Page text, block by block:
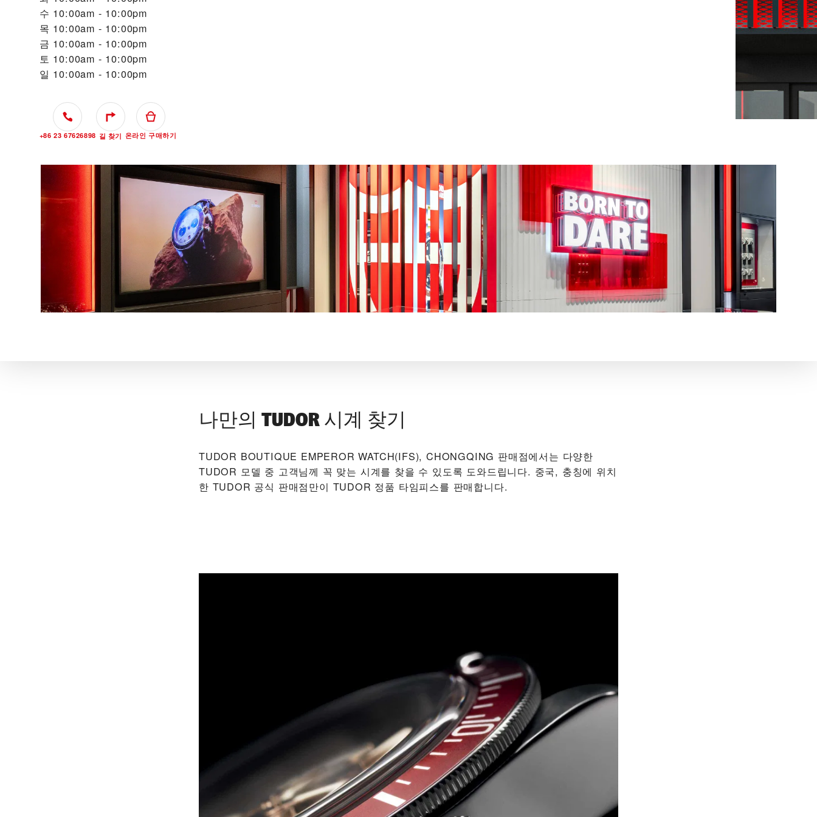
수 10:00am - 10:00pm
목 10:00am - 10:00pm
금 10:00am - 10:00pm
토 10:00am - 10:00pm
일 10:00am - 10:00pm
+86 23 67626898 길 찾기 온라인 구매하기
나만의 TUDOR 시계 찾기
‭TUDOR BOUTIQUE EMPEROR WATCH(IFS), CHONGQING‬ 판매점에서는 다양한
TUDOR 모델 중 고객님께 꼭 맞는 시계를 찾을 수 있도록 도와드립니다. 중국, 충칭에 위치
한 TUDOR 공식 판매점만이 TUDOR 정품 타임피스를 판매합니다.